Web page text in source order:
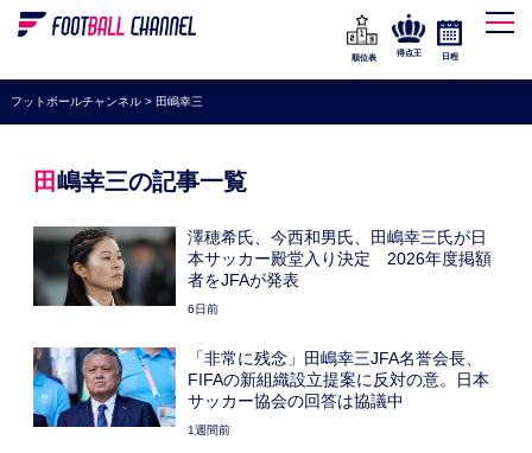
WEリーグ
海外サッカー
プレミアリーグ
ラ・リーガ
ブンデスリーガ
UEFA
高校サッカー
動画
順位表
得点王 日程
フットボールチャンネル> 田嶋幸三
田嶋幸三の記事一覧
澤穂希氏、今西和男氏、田嶋幸三氏が日
本サッカー殿堂入り決定 2026年度掲額
者をJFAが発表
6日前
「非常に残念」田嶋幸三JFA名誉会長、
FIFAの新組織設立提案に反対の意。日本
サッカー協会の回答は協議中
1週間前